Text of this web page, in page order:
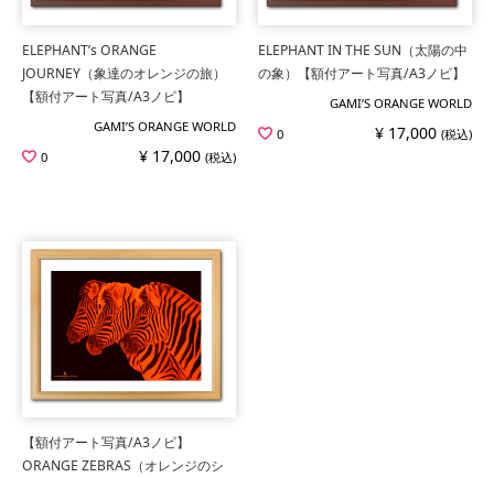
ELEPHANT’s ORANGE
JOURNEY（象達のオレンジの旅）
【額付アート写真/A3ノビ】
GAMI’S ORANGE WORLD
0
¥ 17,000 (税込)
ELEPHANT IN THE SUN（太陽の中
の象）【額付アート写真/A3ノビ】
GAMI’S ORANGE WORLD
0
¥ 17,000 (税込)
【額付アート写真/A3ノビ】
ORANGE ZEBRAS（オレンジのシ